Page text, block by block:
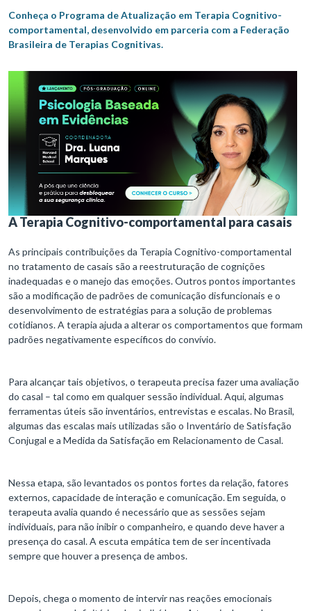
Conheça o Programa de Atualização em Terapia Cognitivo-
comportamental, desenvolvido em parceria com a Federação
Brasileira de Terapias Cognitivas.
A Terapia Cognitivo-comportamental para casais
As principais contribuições da Terapia Cognitivo-comportamental
no tratamento de casais são a reestruturação de cognições
inadequadas e o manejo das emoções. Outros pontos importantes
são a modificação de padrões de comunicação disfuncionais e o
desenvolvimento de estratégias para a solução de problemas
cotidianos. A terapia ajuda a alterar os comportamentos que formam
padrões negativamente específicos do convívio.
Para alcançar tais objetivos, o terapeuta precisa fazer uma avaliação
do casal – tal como em qualquer sessão individual. Aqui, algumas
ferramentas úteis são inventários, entrevistas e escalas. No Brasil,
algumas das escalas mais utilizadas são o Inventário de Satisfação
Conjugal e a Medida da Satisfação em Relacionamento de Casal.
Nessa etapa, são levantados os pontos fortes da relação, fatores
externos, capacidade de interação e comunicação. Em seguida, o
terapeuta avalia quando é necessário que as sessões sejam
individuais, para não inibir o companheiro, e quando deve haver a
presença do casal. A escuta empática tem de ser incentivada
sempre que houver a presença de ambos.
Depois, chega o momento de intervir nas reações emocionais